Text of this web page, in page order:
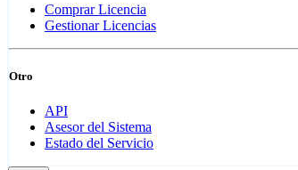
Comprar Licencia
Gestionar Licencias
Otro
API
Asesor del Sistema
Estado del Servicio